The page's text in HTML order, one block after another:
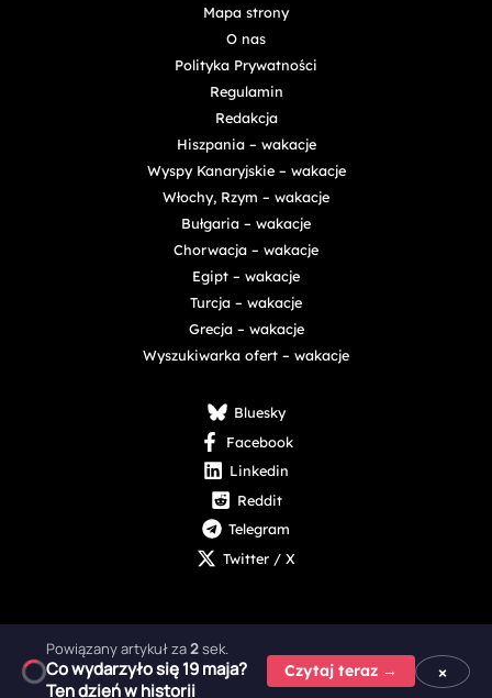
Mapa strony
O nas
Polityka Prywatności
Regulamin
Redakcja
Hiszpania – wakacje
Wyspy Kanaryjskie – wakacje
Włochy, Rzym – wakacje
Bułgaria – wakacje
Chorwacja – wakacje
Egipt – wakacje
Turcja – wakacje
Grecja – wakacje
Wyszukiwarka ofert – wakacje
Bluesky
Facebook
Linkedin
Reddit
Telegram
Twitter / X
Copyright © 2025 - 2026 Digital Nexus Media sp. z o.o.
Powiązany artykuł za1sek.
Co wydarzyło się 19 maja?
Ten dzień w historii
Czytaj teraz → ×